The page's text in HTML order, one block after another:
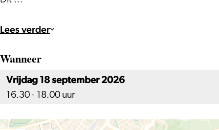
Lees verder
Wanneer
Vrijdag 18 september 2026
16.30 - 18.00 uur